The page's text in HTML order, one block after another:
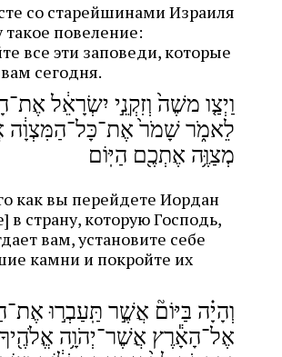
со старейшинами Израиля
такое повеление:
все эти заповеди, которые
сегодня.
וַיְצַ֤ו משֶׁה֙ וְזִקְנֵ֣י יִשְׂרָאֵ֔ל
לֵאמֹ֑ר שָׁמֹר֙ אֶת־כָּל־הַמִּצְוָ֔ה
מְצַוֶּ֥ה אֶתְכֶ֖ם הַיּֽוֹם
как вы перейдете Иордан
в страну, которую Господь,
вам, установите себе
камни и покройте их
וְהָיָ֗ה בַּיּוֹם֘ אֲשֶׁ֣ר תַּֽעַבְר֣וּ
אֶל־הָאָ֕רֶץ אֲשֶׁר־יְהֹוָ֥ה